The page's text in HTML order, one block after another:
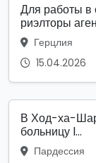
Для работы
риэлторы
Герцлия
15.04.2026
В Ход-ха-
больницу l...
Пардессия